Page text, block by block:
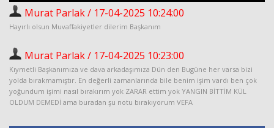
Murat Parlak / 17-04-2025 10:24:00
Hayırlı olsun Muvaffakiyetler dilerim Başkanım
Murat Parlak / 17-04-2025 10:23:00
Kıymetli Başkanımıza ve dava arkadaşımıza Dün den Bugüne her varsa bizi
yolda bırakmamıştır. En değerli zamanlarında bile benim işim vardı ben çok
yoğundum işimi nasıl bırakırım yok ZARAR ettim yok YANGIN BİTTİM KÜL
OLDUM DEMEDİ ama buradan şu notu bırakıyorum VEFA